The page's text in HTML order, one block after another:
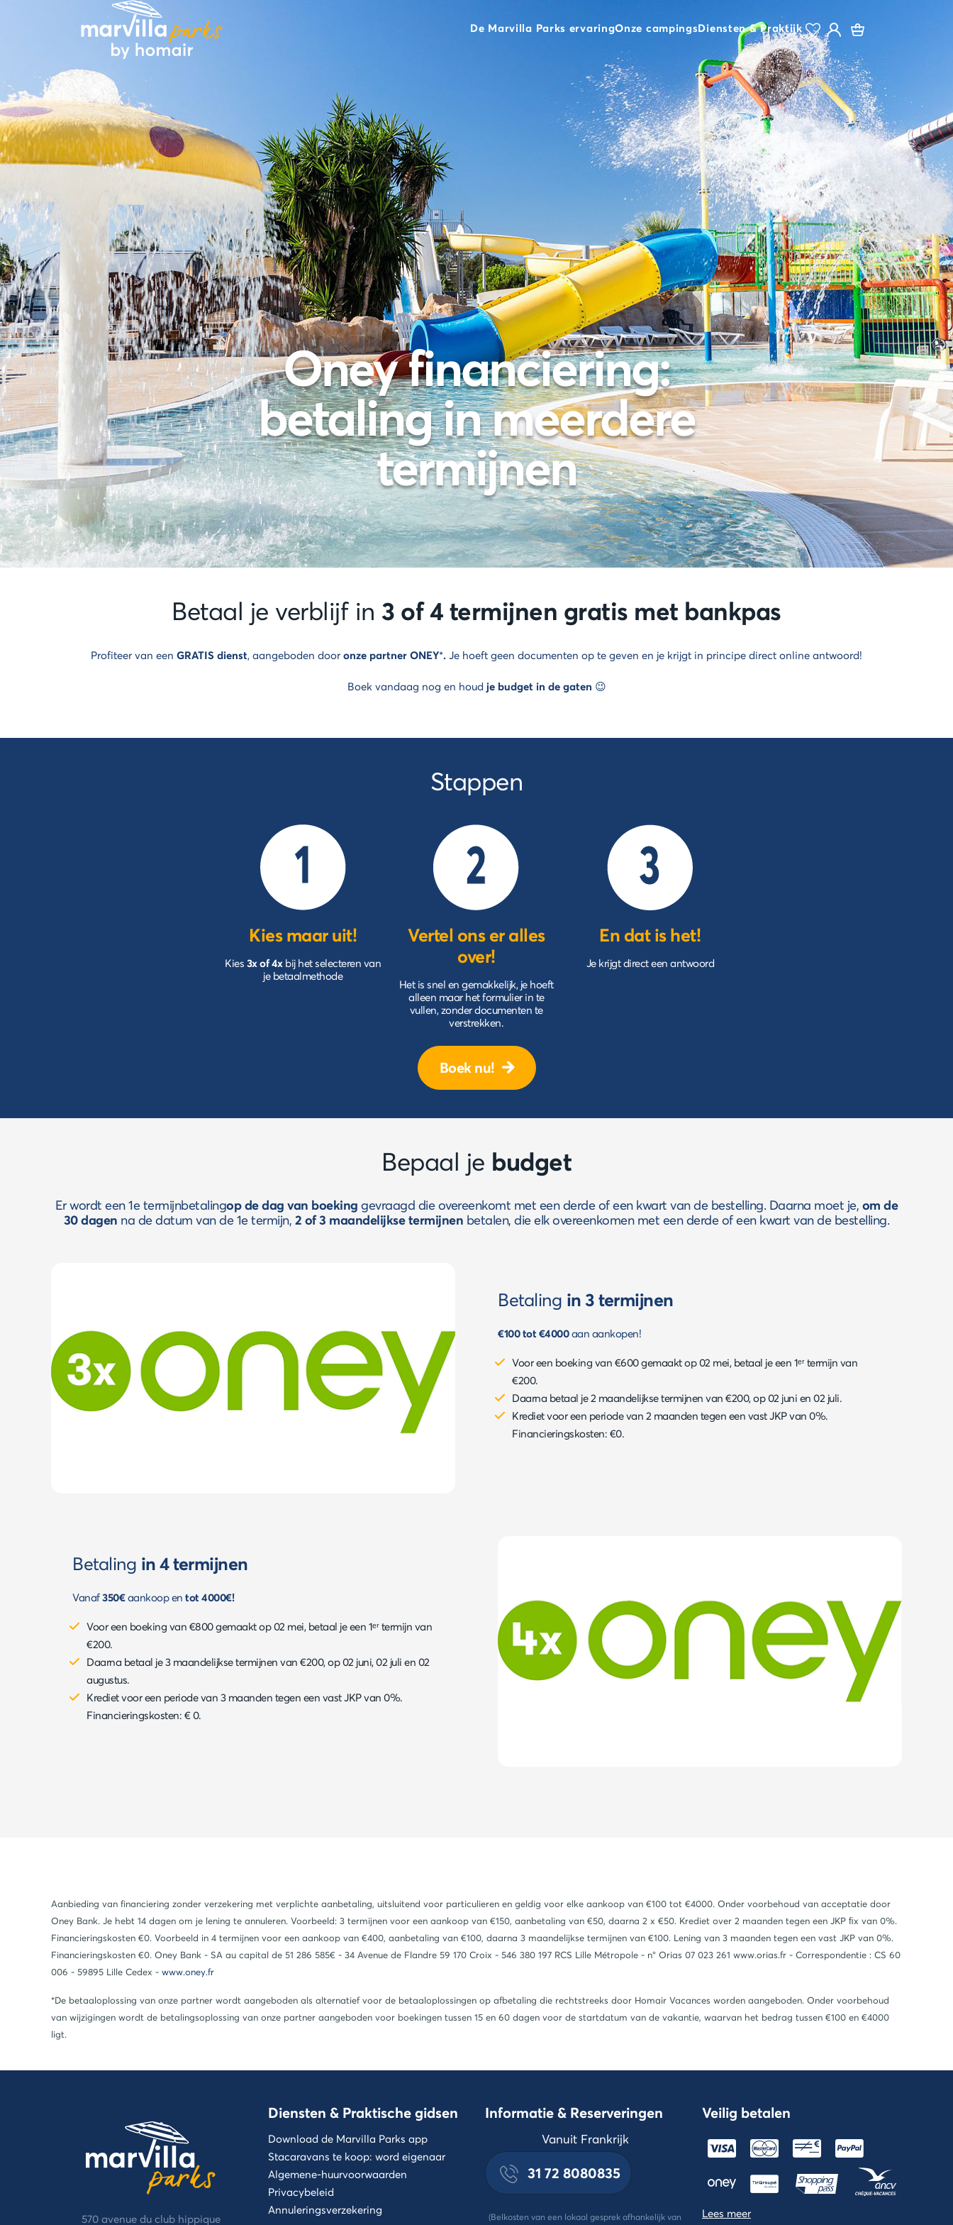
De Marvilla Parks ervaringOnze campingsDiensten & Praktijk
Oney financiering:
betaling in meerdere
termijnen
Betaal je verblijf in 3 of 4 termijnen gratis met bankpas
Profiteer van een GRATIS dienst, aangeboden door onze partner ONEY*. Je hoeft geen documenten op te geven en je krijgt in principe direct online antwoord!
Boek vandaag nog en houd je budget in de gaten 😉
Stappen
Kies maar uit!
Kies 3x of 4xbij het selecteren van
je betaalmethode
Vertel ons er alles
over!
Het is snel en gemakkelijk, je hoeft
alleen maar het formulier in te
vullen, zonder documenten te
verstrekken.
En dat is het!
Je krijgt direct een antwoord
Boek nu!
Bepaal je budget
Er wordt een 1e termijnbetalingop de dag van boeking gevraagd die overeenkomt met een derde of een kwart van de bestelling. Daarna moet je, om de
30 dagen na de datum van de 1e termijn, 2 of 3 maandelijkse termijnen betalen, die elk overeenkomen met een derde of een kwart van de bestelling.
Betaling in 3 termijnen
€100 tot €4000aan aankopen!
Voor een boeking van €600 gemaakt op 02 mei, betaal je een 1ᵉʳ termijn van
€200.
Daarna betaal je 2 maandelijkse termijnen van €200, op 02 juni en 02 juli.
Krediet voor een periode van 2 maanden tegen een vast JKP van 0%.
Financieringskosten: €0.
Betaling in 4 termijnen
Vanaf350€aankoop en tot 4000€!
Voor een boeking van €800 gemaakt op 02 mei, betaal je een 1ᵉʳ termijn van
€200.
Daarna betaal je 3 maandelijkse termijnen van €200, op 02 juni, 02 juli en 02
augustus.
Krediet voor een periode van 3 maanden tegen een vast JKP van 0%.
Financieringskosten: € 0.
Aanbieding van financiering zonder verzekering met verplichte aanbetaling, uitsluitend voor particulieren en geldig voor elke aankoop van €100 tot €4000. Onder voorbehoud van acceptatie door
Oney Bank. Je hebt 14 dagen om je lening te annuleren. Voorbeeld: 3 termijnen voor een aankoop van €150, aanbetaling van €50, daarna 2 x €50. Krediet over 2 maanden tegen een JKP ﬁx van 0%.
Financieringskosten €0. Voorbeeld in 4 termijnen voor een aankoop van €400, aanbetaling van €100, daarna 3 maandelijkse termijnen van €100. Lening van 3 maanden tegen een vast JKP van 0%.
Financieringskosten €0. Oney Bank - SA au capital de 51 286 585€ - 34 Avenue de Flandre 59 170 Croix - 546 380 197 RCS Lille Métropole - n° Orias 07 023 261 www.orias.fr - Correspondentie : CS 60
006 - 59895 Lille Cedex - www.oney.fr
*De betaaloplossing van onze partner wordt aangeboden als alternatief voor de betaaloplossingen op afbetaling die rechtstreeks door Homair Vacances worden aangeboden. Onder voorbehoud
van wijzigingen wordt de betalingsoplossing van onze partner aangeboden voor boekingen tussen 15 en 60 dagen voor de startdatum van de vakantie, waarvan het bedrag tussen €100 en €4000
ligt.
570 avenue du club hippique
Diensten & Praktische gidsen
Download de Marvilla Parks app
Stacaravans te koop: word eigenaar
Algemene-huurvoorwaarden
Privacybeleid
Annuleringsverzekering
Informatie & Reserveringen
Vanuit Frankrijk
31 72 8080835
(Belkosten van een lokaal gesprek afhankelijk van
Veilig betalen
Lees meer